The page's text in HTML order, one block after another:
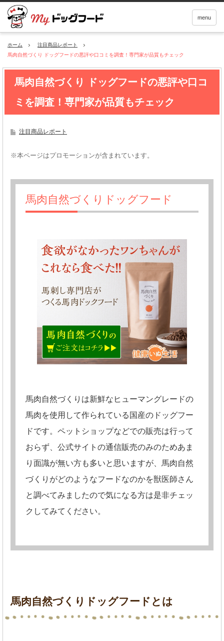
menu
ホーム
注目商品レポート
馬肉自然づくり ドッグフードの悪評や口コミを調査！専門家が品質もチェック
馬肉自然づくり ドッグフードの悪評や口コ
ミを調査！専門家が品質もチェック
注目商品レポート
※本ページはプロモーションが含まれています。
馬肉自然づくりドッグフード
馬肉自然づくりは新鮮なヒューマングレードの
馬肉を使用して作られている国産のドッグフー
ドです。ペットショップなどでの販売は行って
おらず、公式サイトの通信販売のみのためあま
り面識が無い方も多いと思いますが、馬肉自然
づくりがどのようなフードなのかを獣医師さん
と調べてみましたので気になる方は是非チェッ
クしてみてください。
馬肉自然づくりドッグフードとは